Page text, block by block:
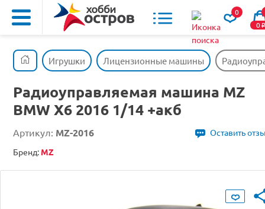
0
0o
Игрушки Лицензионные машины
Радиоуправляемая машина MZ
BMW X6 2016 1/14 +акб
Артикул: MZ-2016
Оставить
Бренд: MZ